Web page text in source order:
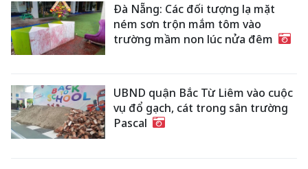
Đà Nẵng: Các đối tượng lạ mặt
ném sơn trộn mắm tôm vào
trường mầm non lúc nửa đêm
UBND quận Bắc Từ Liêm vào cuộc
vụ đổ gạch, cát trong sân trường
Pascal